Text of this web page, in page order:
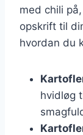
med chili
opskrift til
hvordan du
hvidløg